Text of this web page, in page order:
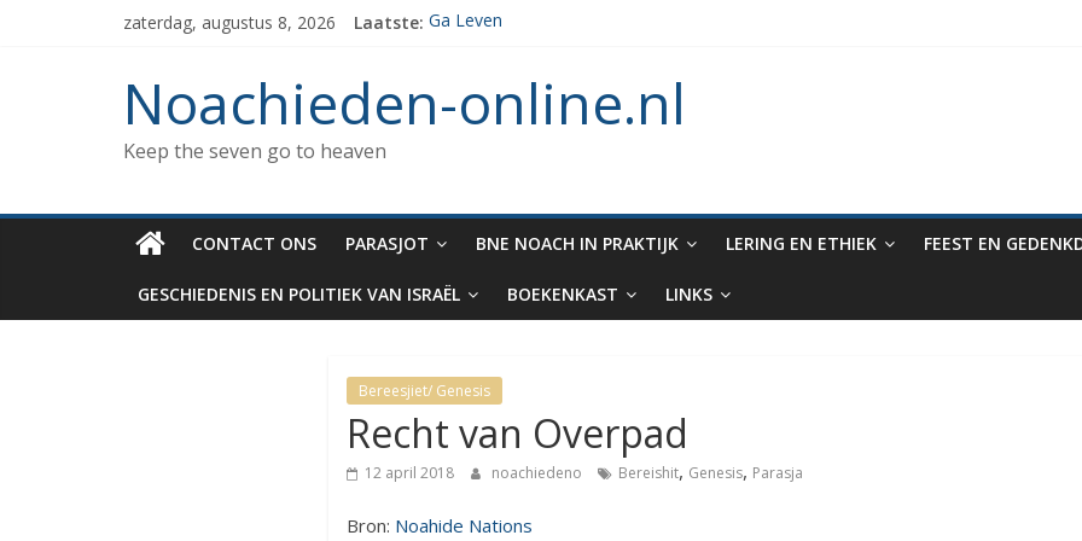
zaterdag, augustus 8, 2026 Laatste: Ga Leven
Wat kunnen Noachieden lezen tijdens Tishe B’Av?
De dood van Methuselah
Noachieden-online.nl
Keep the seven go to heaven
CONTACT ONS PARASJOT BNE NOACH IN PRAKTIJK LERING EN ETHIEK FEEST EN
GESCHIEDENIS EN POLITIEK VAN ISRAËL BOEKENKAST LINKS
Bereesjiet/ Genesis
Recht van Overpad
12 april 2018 noachiedeno Bereishit, Genesis, Parasja
Bron: Noahide Nations